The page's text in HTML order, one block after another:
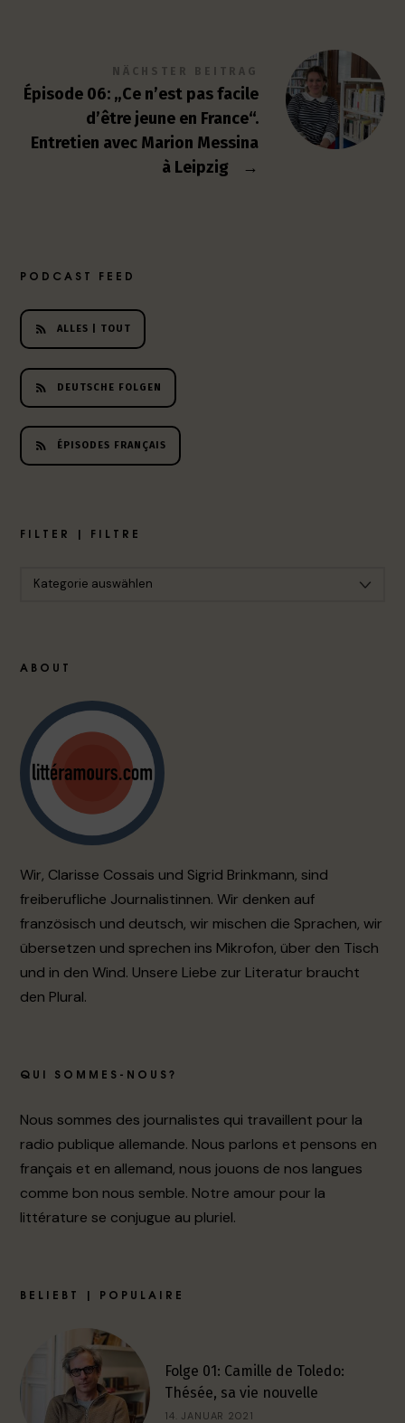
NÄCHSTER BEITRAG
Épisode 06: „Ce n’est pas facile
d’être jeune en France“.
Entretien avec Marion Messina
à Leipzig
→
PODCAST FEED
ALLES | TOUT
DEUTSCHE FOLGEN
ÉPISODES FRANÇAIS
FILTER | FILTRE
ABOUT
Wir, Clarisse Cossais und Sigrid Brinkmann, sind
freiberufliche Journalistinnen. Wir denken auf
französisch und deutsch, wir mischen die Sprachen, wir
übersetzen und sprechen ins Mikrofon, über den Tisch
und in den Wind. Unsere Liebe zur Literatur braucht
den Plural.
QUI SOMMES-NOUS?
Nous sommes des journalistes qui travaillent pour la
radio publique allemande. Nous parlons et pensons en
français et en allemand, nous jouons de nos langues
comme bon nous semble. Notre amour pour la
littérature se conjugue au pluriel.
BELIEBT | POPULAIRE
Folge 01: Camille de Toledo:
Thésée, sa vie nouvelle
14. JANUAR 2021